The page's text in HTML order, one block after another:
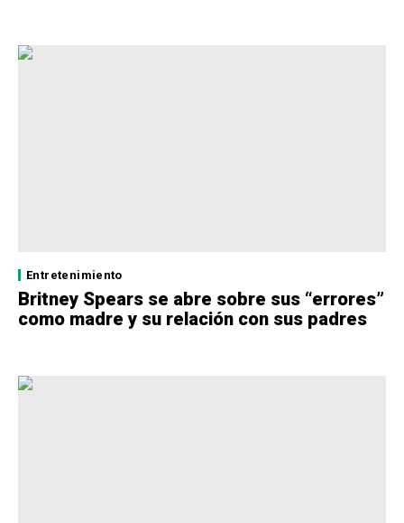
Entretenimiento
Britney Spears se abre sobre sus “errores”
como madre y su relación con sus padres